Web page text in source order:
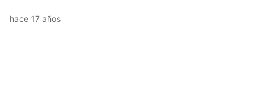
hace 17 años